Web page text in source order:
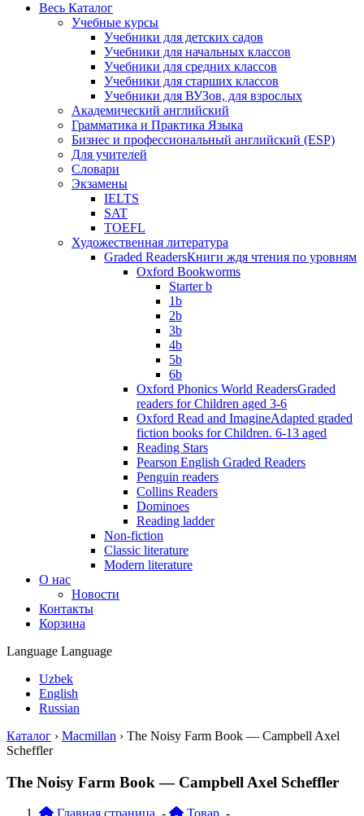
Весь Каталог
Учебные курсы
Учебники для детских садов
Учебники для начальных классов
Учебники для средних классов
Учебники для старших классов
Учебники для ВУЗов, для взрослых
Академический английский
Грамматика и Практика Языка
Бизнес и профессиональный английский (ESP)
Для учителей
Словари
Экзамены
IELTS
SAT
TOEFL
Художественная литература
Graded ReadersКниги ждя чтения по уровням
Oxford Bookworms
Starter b
1b
2b
3b
4b
5b
6b
Oxford Phonics World ReadersGraded
readers for Children aged 3-6
Oxford Read and ImagineAdapted graded
fiction books for Children. 6-13 aged
Reading Stars
Pearson English Graded Readers
Penguin readers
Collins Readers
Dominoes
Reading ladder
Non-fiction
Classic literature
Modern literature
О нас
Новости
Контакты
Корзина
Language Language
Uzbek
English
Russian
Каталог › Macmillan › The Noisy Farm Book — Campbell Axel
Scheffler
The Noisy Farm Book — Campbell Axel Scheffler